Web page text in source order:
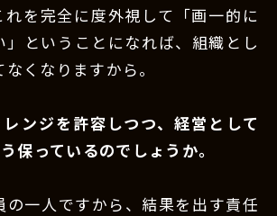
れを完全に度外視して「画一的に
」ということになれば、組織とし
くなりますから。
ンジを許容しつつ、経営として
保っているのでしょうか。
の一人ですから、結果を出す責任